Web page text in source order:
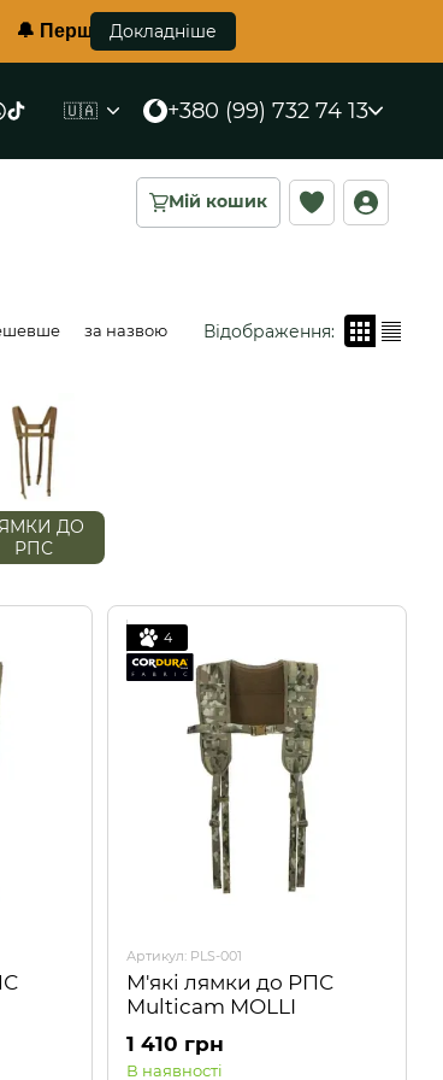
в Україні протиуламковий жилет
Докладніше
🇺🇦 +380 (99) 732 74 13
Мій кошик
за назвою Відображення:
ДО
РПС
4
Артикул: PLS-001
М'які лямки до РПС
Multicam MOLLI
1 410 грн
В наявності